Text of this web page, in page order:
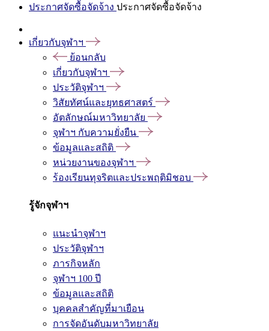
ประกาศจัดซื้อจัดจ้าง ประกาศจัดซื้อจัดจ้าง
เกี่ยวกับจุฬาฯ
ย้อนกลับ
เกี่ยวกับจุฬาฯ
ประวัติจุฬาฯ
วิสัยทัศน์และยุทธศาสตร์
อัตลักษณ์มหาวิทยาลัย
จุฬาฯ กับความยั่งยืน
ข้อมูลและสถิติ
หน่วยงานของจุฬาฯ
ร้องเรียนทุจริตและประพฤติมิชอบ
รู้จักจุฬาฯ
แนะนำจุฬาฯ
ประวัติจุฬาฯ
ภารกิจหลัก
จุฬาฯ 100 ปี
ข้อมูลและสถิติ
บุคคลสำคัญที่มาเยือน
การจัดอันดับมหาวิทยาลัย